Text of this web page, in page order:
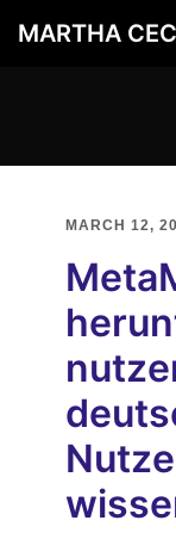
MARTHA
MARCH 12,